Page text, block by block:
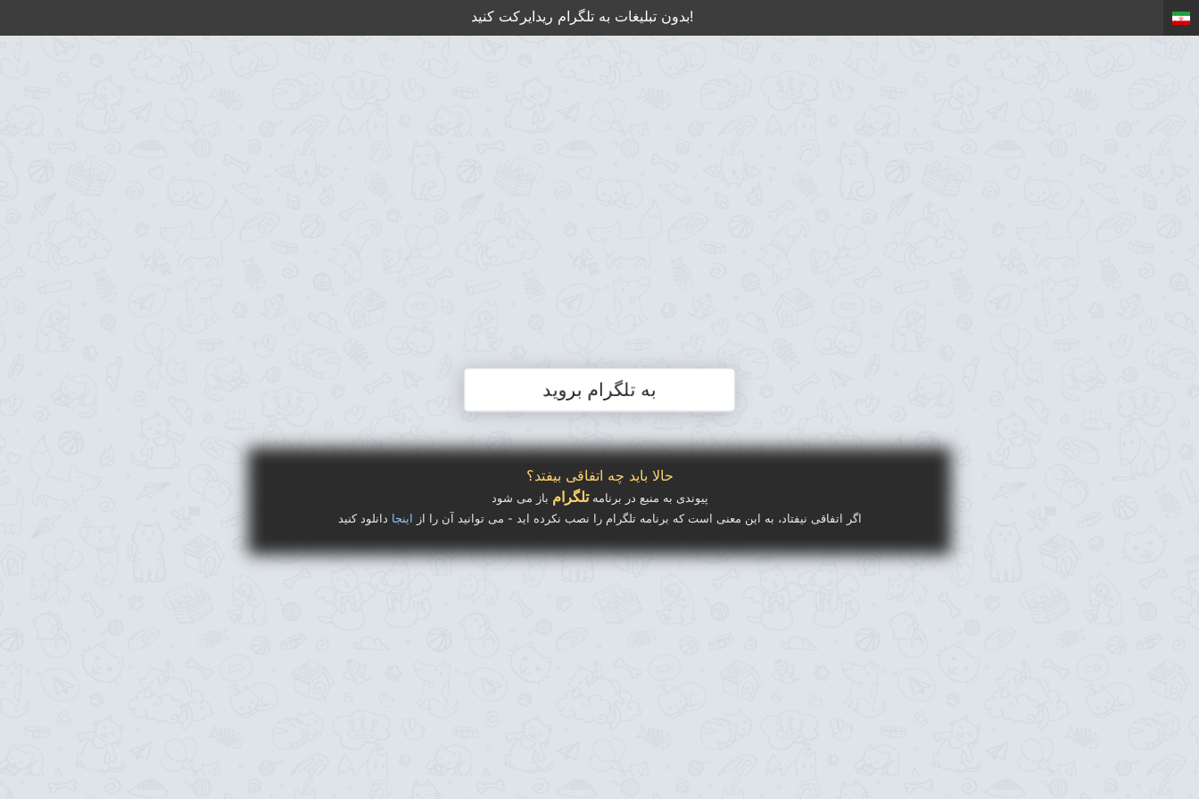
بدون تبلیغات به تلگرام ریدایرکت کنید!
به تلگرام بروید
حالا باید چه اتفاقی بیفتد؟
پیوندی به منبع در برنامهتلگرام باز می شود
اگر اتفاقی نیفتاد، به این معنی است که برنامه تلگرام را نصب نکرده اید - می توانید آن را از
اینجا دانلود کنید